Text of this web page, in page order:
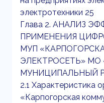
электротехники 25
Глава 2. АНАЛИЗ
ПРИМЕНЕНИЯ
МУП
ЭЛЕКТРОСЕТЬ»
МУНИЦИПАЛЬНЫЙ
2.1 Характеристика
«Карпогорская